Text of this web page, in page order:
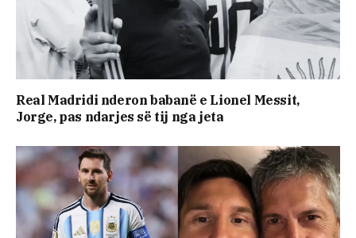
Real Madridi nderon babanë e Lionel Messit,
Jorge, pas ndarjes së tij nga jeta